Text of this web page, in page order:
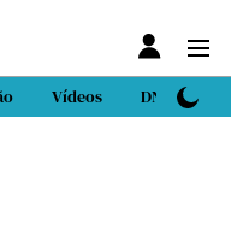
Vídeos DN Sport